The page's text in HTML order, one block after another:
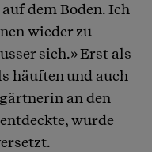
dem Boden. Ich
wieder zu
sich.» Erst als
häuften und auch
an den
wurde